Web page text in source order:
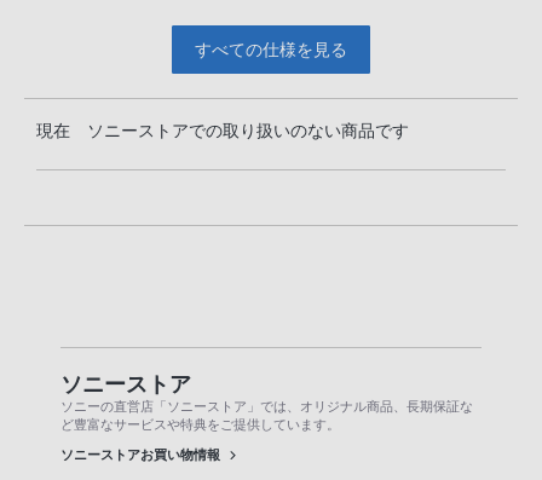
すべての仕様を見る
現在 ソニーストアでの取り扱いのない商品です
ソニーストア
ソニーの直営店「ソニーストア」では、オリジナル商品、長期保証な
ど豊富なサービスや特典をご提供しています。
ソニーストアお買い物情報